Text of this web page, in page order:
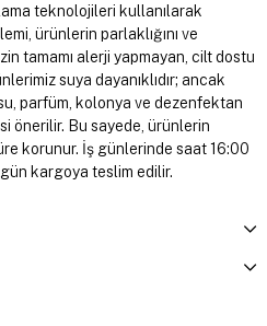
teknolojileri kullanılarak
ürünlerin parlaklığını ve
tamamı alerji yapmayan, cilt dostu
suya dayanıklıdır; ancak
parfüm, kolonya ve dezenfektan
önerilir. Bu sayede, ürünlerin
korunur. İş günlerinde saat 16:00
kargoya teslim edilir.